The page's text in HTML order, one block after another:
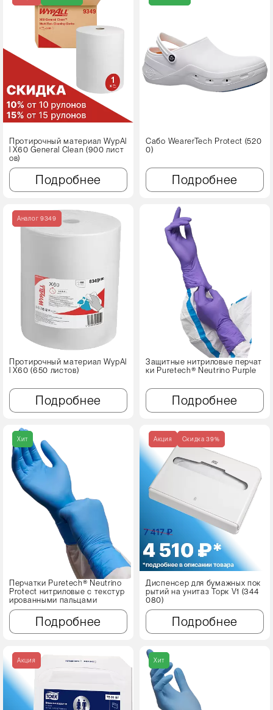
Протирочный материал WypAl
l X60 Genеral Clean (900 лист
ов)
Подробнее
Сабо WearerTech Protect (520
0)
Подробнее
Аналог 9349
Протирочный материал WypAl
l X60 (650 листов)
Подробнее
Защитные нитриловые перчат
ки Puretech® Neutrino Purple
Подробнее
Хит
Перчатки Puretech® Neutrino
Protect нитриловые с текстур
ированными пальцами
Подробнее
Акция Cкидка 39%
Диспенсер для бумажных пок
рытий на унитаз Торк V1 (344
080)
Подробнее
Акция Хит